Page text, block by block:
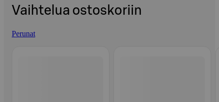
Vaihtelua ostoskoriin
Perunat